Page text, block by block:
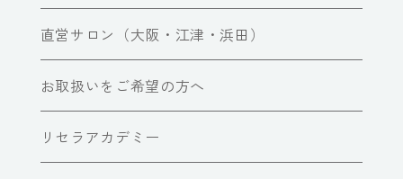
直営サロン（大阪・江津・浜田）
お取扱いをご希望の方へ
リセラアカデミー